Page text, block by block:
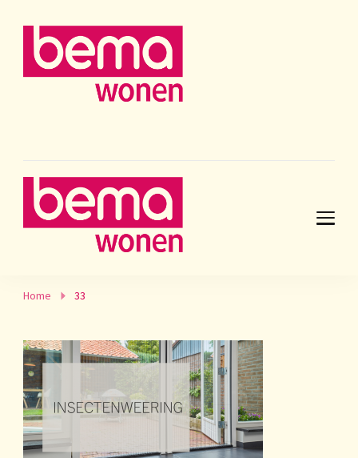
Home 33